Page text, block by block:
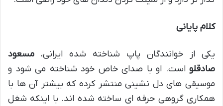
کلام پایانی
یکی از خوانندگان پاپ شناخته شده ایرانی، مسعود
صادقلو است. او با صدای خاص خود شناخته می شود و
موسیقی های دل نشینی منتشر کرده که بیشتر آن ها با
همکاری گروهی حرفه ای ساخته شده اند. با اینکه شغل